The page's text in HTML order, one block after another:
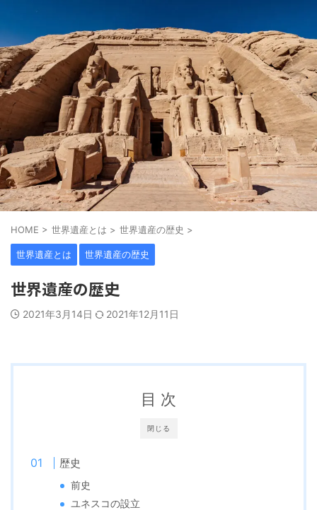
HOME > 世界遺産とは > 世界遺産の歴史 >
世界遺産とは 世界遺産の歴史
世界遺産の歴史
2021年3月14日 2021年12月11日
閉じる
目 次
歴史
前史
ユネスコの設立